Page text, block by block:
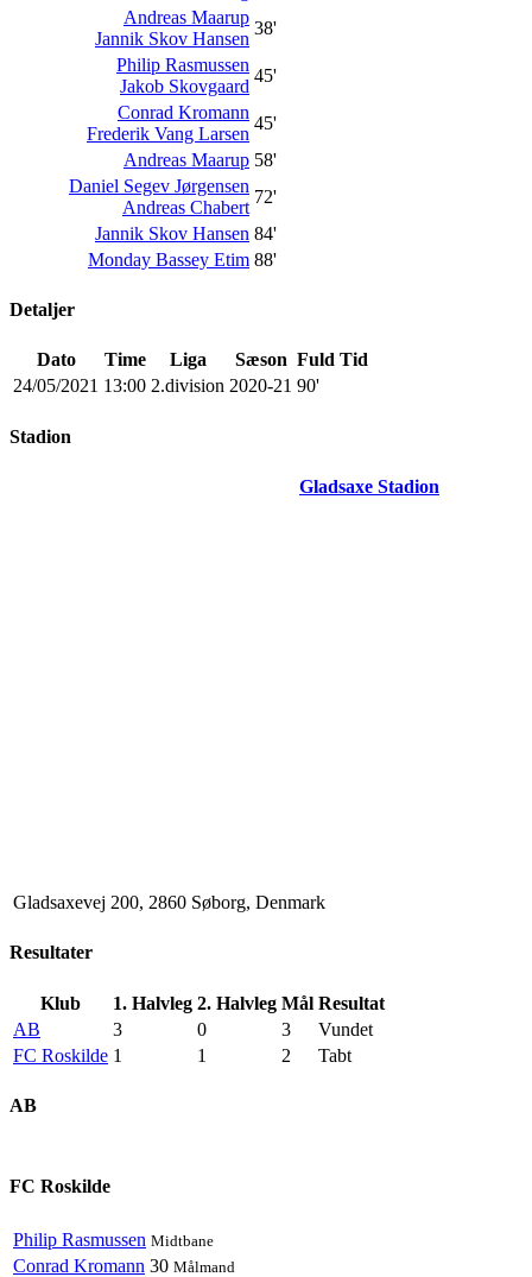
Andreas Maarup
Jannik Skov Hansen
38'
Philip Rasmussen
Jakob Skovgaard
45'
Conrad Kromann
Frederik Vang Larsen
45'
Andreas Maarup 58'
Daniel Segev Jørgensen
Andreas Chabert
72'
Jannik Skov Hansen 84'
Monday Bassey Etim 88'
Detaljer
Dato Time Liga Sæson Fuld Tid
24/05/2021 13:00 2.division 2020-21 90'
Stadion
Gladsaxe Stadion
Gladsaxevej 200, 2860 Søborg, Denmark
Resultater
Klub 1. Halvleg 2. Halvleg Mål Resultat
AB
3 0 3
Vundet
FC Roskilde 1 1 2 Tabt
AB
FC Roskilde
Philip Rasmussen Midtbane
Conrad Kromann 30 Målmand